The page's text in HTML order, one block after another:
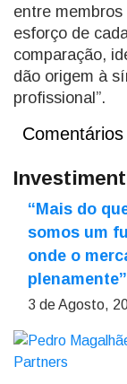
entre
esforço de
comparação,
dão origem à
profissional”.
Comentários
“Mais do
somos um
onde o
plenamente”
3 de Agosto,